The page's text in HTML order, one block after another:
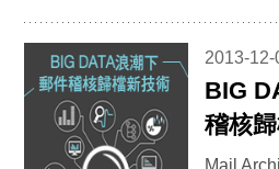
2013-12-
BIG
稽核
Mail